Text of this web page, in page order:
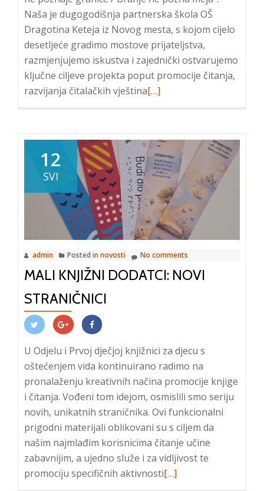
Naša je dugogodišnja partnerska škola OŠ
Dragotina Keteja iz Novog mesta, s kojom cijelo
desetljeće gradimo mostove prijateljstva,
razmjenjujemo iskustva i zajednički ostvarujemo
ključne ciljeve projekta poput promocije čitanja,
razvijanja čitalačkih vještinaRead
projekt
„Čitanje
ne
poznaje
granice
/
Branje
ne
pozna
[…]
12
SVI
admin Posted in novosti No comments
MALI KNJIŽNI DODATCI: NOVI
STRANIČNICI
U Odjelu i Prvoj dječjoj knjižnici za djecu s
oštećenjem vida kontinuirano radimo na
pronalaženju kreativnih načina promocije knjige
i čitanja. Vođeni tom idejom, osmislili smo seriju
novih, unikatnih straničnika. Ovi funkcionalni
prigodni materijali oblikovani su s ciljem da
našim najmlađim korisnicima čitanje učine
zabavnijim, a ujedno služe i za vidljivost te
promociju specifičnih aktivnostiRead
[…]